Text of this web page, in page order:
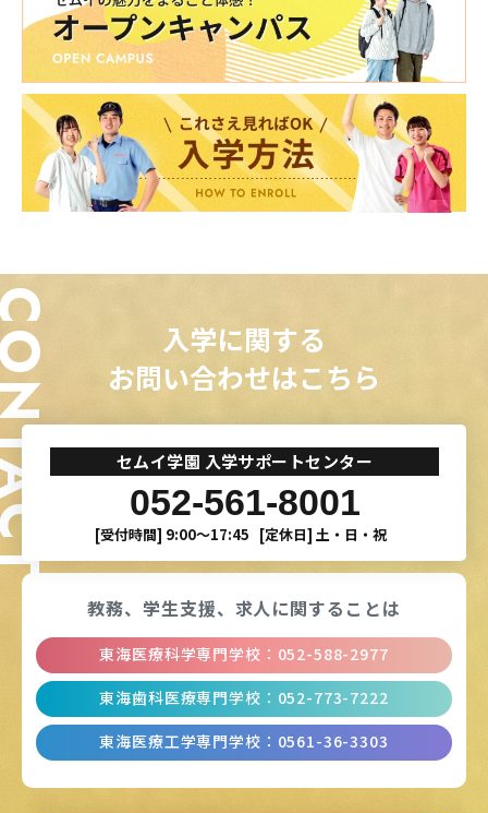
入学に関する
お問い合わせはこちら
セムイ学園 入学サポートセンター
052-561-8001
[受付時間] 9:00〜17:45 [定休日] 土・日・祝
教務、学生支援、 求人に関することは
東海医療科学専門学校 ： 052-588-2977
東海歯科医療専門学校 ： 052-773-7222
東海医療工学専門学校 ： 0561-36-3303